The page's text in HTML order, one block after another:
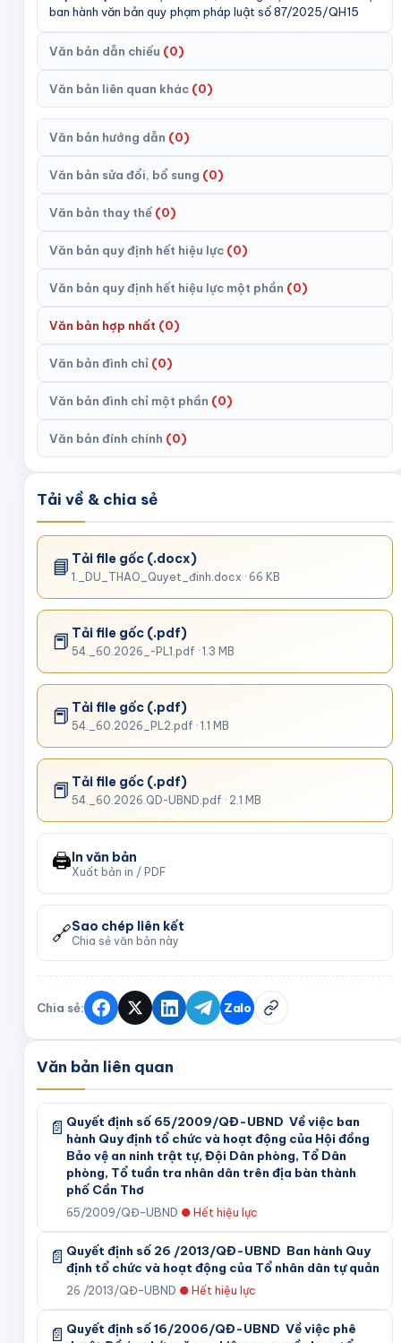
ban hành văn bản quy phạm pháp luật số 87/2025/QH15
Văn bản dẫn chiếu (0)
Văn bản liên quan khác (0)
Văn bản hướng dẫn (0)
Văn bản sửa đổi, bổ sung (0)
Văn bản thay thế (0)
Văn bản quy định hết hiệu lực (0)
Văn bản quy định hết hiệu lực một phần (0)
Văn bản hợp nhất (0)
Văn bản đình chỉ (0)
Văn bản đình chỉ một phần (0)
Văn bản đính chính (0)
Tải về & chia sẻ
📘 Tải file gốc (.docx)
1._DU_THAO_Quyet_đinh.docx · 66 KB
📕 Tải file gốc (.pdf)
54._60.2026_-PL1.pdf · 1.3 MB
📕 Tải file gốc (.pdf)
54._60.2026_PL2.pdf · 1.1 MB
📕 Tải file gốc (.pdf)
54._60.2026.QD-UBND.pdf · 2.1 MB
🖨️In văn bản
Xuất bản in / PDF
🔗Sao chép liên kết
Chia sẻ văn bản này
Chia sẻ: Zalo
Văn bản liên quan
📄 Quyết định số 65/2009/QĐ-UBND Về việc ban
hành Quy định tổ chức và hoạt động của Hội đồng
Bảo vệ an ninh trật tự, Đội Dân phòng, Tổ Dân
phòng, Tổ tuần tra nhân dân trên địa bàn thành
phố Cần Thơ
65/2009/QĐ-UBND ●Hết hiệu lực
📄 Quyết định số 26 /2013/QĐ-UBND Ban hành Quy
định tổ chức và hoạt động của Tổ nhân dân tự quản
26 /2013/QĐ-UBND ●Hết hiệu lực
📄 Quyết định số 16/2006/QĐ-UBND Về việc phê